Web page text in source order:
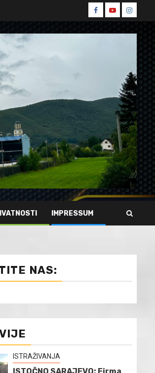
Spin
Facebook
Spin
Youtube
Spin
IMPRESSUM
NAS:
ISTRAŽIVANJA